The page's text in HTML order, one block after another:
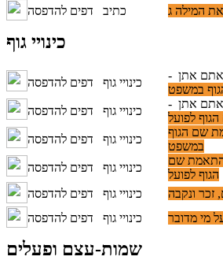
דפים להדפסה
כתיב
כינויי גוף
דפים להדפסה כינויי גוף
אתם אתן -
במשפט
דפים להדפסה
כינויי גוף
אתם אתן -
לפועל
דפים להדפסה
כינויי גוף
שם הגוף
במשפט
דפים להדפסה
כינויי גוף
שם
הגוף לפועל
דפים להדפסה
כינויי גוף
זכר ונקבה
דפים להדפסה
כינויי גוף
שמות-עצם ופעלים